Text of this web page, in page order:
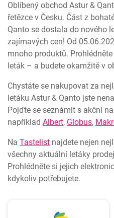
Oblíbený obchod Astur &
řetězce v Česku. Část z
Qanto se dostala do nového
zajímavých cen! Od
mnoho produktů.
leták – a budete okamžitě v
Chystáte se nakupovat za
letáku Astur & Qanto jste
Pojďte se seznámit s akční
například Albert, Globus,
Na Tastelist najdete nejen
všechny aktuální letáky
Prohlédněte si jejich
kdykoliv potřebujete.